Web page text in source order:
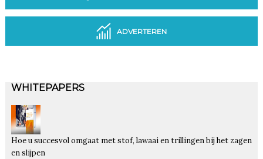
ADVERTEREN
WHITEPAPERS
Hoe u succesvol omgaat met stof, lawaai en trillingen bij het zagen
en slijpen